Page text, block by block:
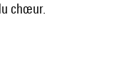
chœur.